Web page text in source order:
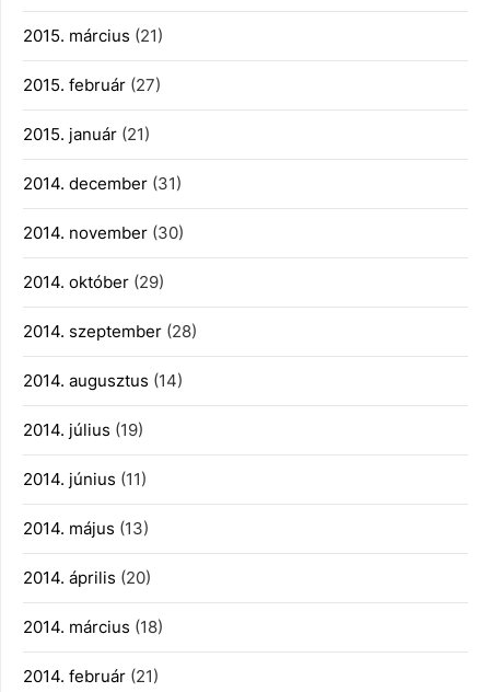
2015. március (21)
2015. február (27)
2015. január (21)
2014. december (31)
2014. november (30)
2014. október (29)
2014. szeptember (28)
2014. augusztus (14)
2014. július (19)
2014. június (11)
2014. május (13)
2014. április (20)
2014. március (18)
2014. február (21)